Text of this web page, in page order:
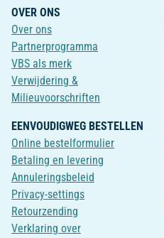
OVER ONS
Over ons
Partnerprogramma
VBS als merk
Verwijdering &
Milieuvoorschriften
EENVOUDIGWEG BESTELLEN
Online bestelformulier
Betaling en levering
Annuleringsbeleid
Privacy-settings
Retourzending
Verklaring over